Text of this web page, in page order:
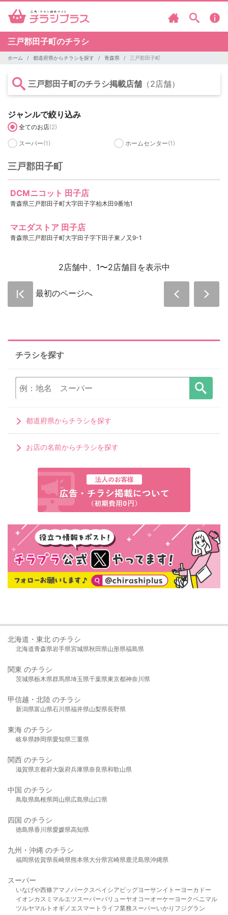
三戸郡田子町のチラシ
ホーム 都道府県からチラシを探す 青森県 三戸郡田子町
三戸郡田子町のチラシ掲載店舗 （2店舗）
ジャンルで絞り込み
全てのお店(2)
スーパー(1) ホームセンター(1)
三戸郡田子町
DCMニコット 田子店
青森県三戸郡田子町大字田子字柏木田9番地1
マエダストア 田子店
青森県三戸郡田子町大字田子字下田子東ノ又9-1
2店舗中、1〜2店舗目を表示中
最初のページへ
チラシを探す
都道府県からチラシを探す
お店の名前からチラシを探す
北海道・東北 のチラシ
北海道青森県岩手県宮城県秋田県山形県福島県
関東 のチラシ
茨城県栃木県群馬県埼玉県千葉県東京都神奈川県
甲信越・北陸 のチラシ
新潟県富山県石川県福井県山梨県長野県
東海 のチラシ
岐阜県静岡県愛知県三重県
関西 のチラシ
滋賀県京都府大阪府兵庫県奈良県和歌山県
中国 のチラシ
鳥取県島根県岡山県広島県山口県
四国 のチラシ
徳島県香川県愛媛県高知県
九州・沖縄 のチラシ
福岡県佐賀県長崎県熊本県大分県宮崎県鹿児島県沖縄県
スーパー
いなげや西條アマノパークスベイシア ビッグヨーサンイトーヨーカドー
イオンカスミ マルエツスーパーバリューヤオコーオーケー ヨークベニマル
ツルヤマルト オギノ エスマート ライフ業務スーパーいかり フジグラン